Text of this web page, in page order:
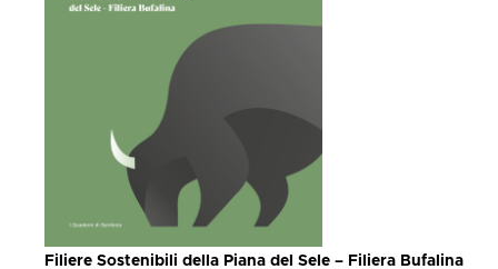
Filiere Sostenibili della Piana del Sele – Filiera Bufalina